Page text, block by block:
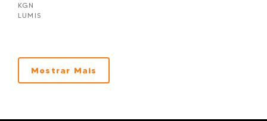
KGN
LUMIS
Pasqualotto
PIEMONTE
PROCAVE
RVJ
Mostrar Mais